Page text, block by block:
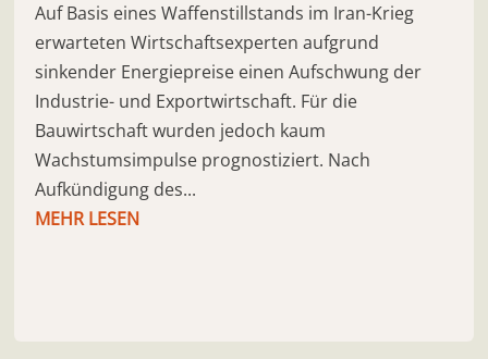
Auf Basis eines Waffenstillstands im Iran-Krieg
erwarteten Wirtschaftsexperten aufgrund
sinkender Energiepreise einen Aufschwung der
Industrie- und Exportwirtschaft. Für die
Bauwirtschaft wurden jedoch kaum
Wachstumsimpulse prognostiziert. Nach
Aufkündigung des...
MEHR LESEN